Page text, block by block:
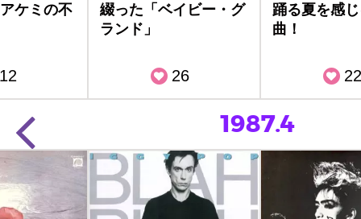
ケミの不
12
綴った「ベイビー・グ
ランド」
26
踊る夏を感
曲！
22
1987.4